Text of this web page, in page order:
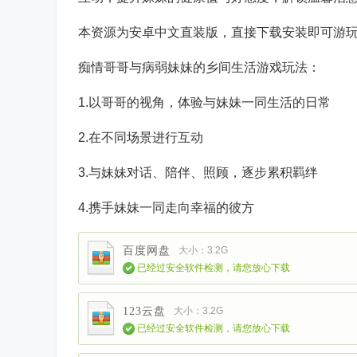
本资源为安卓中文直装版，直接下载安装即可游
痴情哥哥与病弱妹妹的乡间生活游戏玩法：
1.以哥哥的视角，体验与妹妹一同生活的日常
2.在不同场景进行互动
3.与妹妹对话、陪伴、照顾，逐步累积羁绊
4.携手妹妹一同走向幸福的彼方
百度网盘
大小：3.2G
已经过安全软件检测，请您放心下载
123云盘
大小：3.2G
已经过安全软件检测，请您放心下载